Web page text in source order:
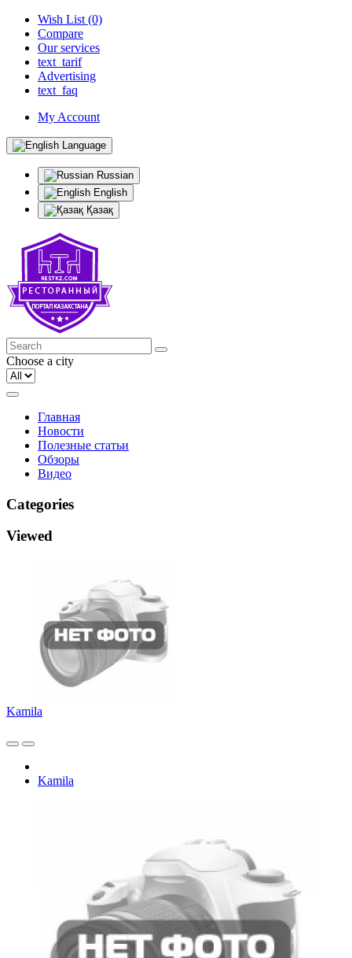
Wish List (0)
Compare
Our services
text_tarif
Advertising
text_faq
My Account
Language
Russian
English
Қазақ
Choose a city
Главная
Новости
Полезные статьи
Обзоры
Видео
Categories
Viewed
Kamila
Kamila